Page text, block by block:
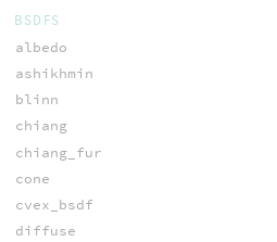
BSDFS
albedo
ashikhmin
blinn
chiang
chiang_fur
cone
cvex_bsdf
diffuse